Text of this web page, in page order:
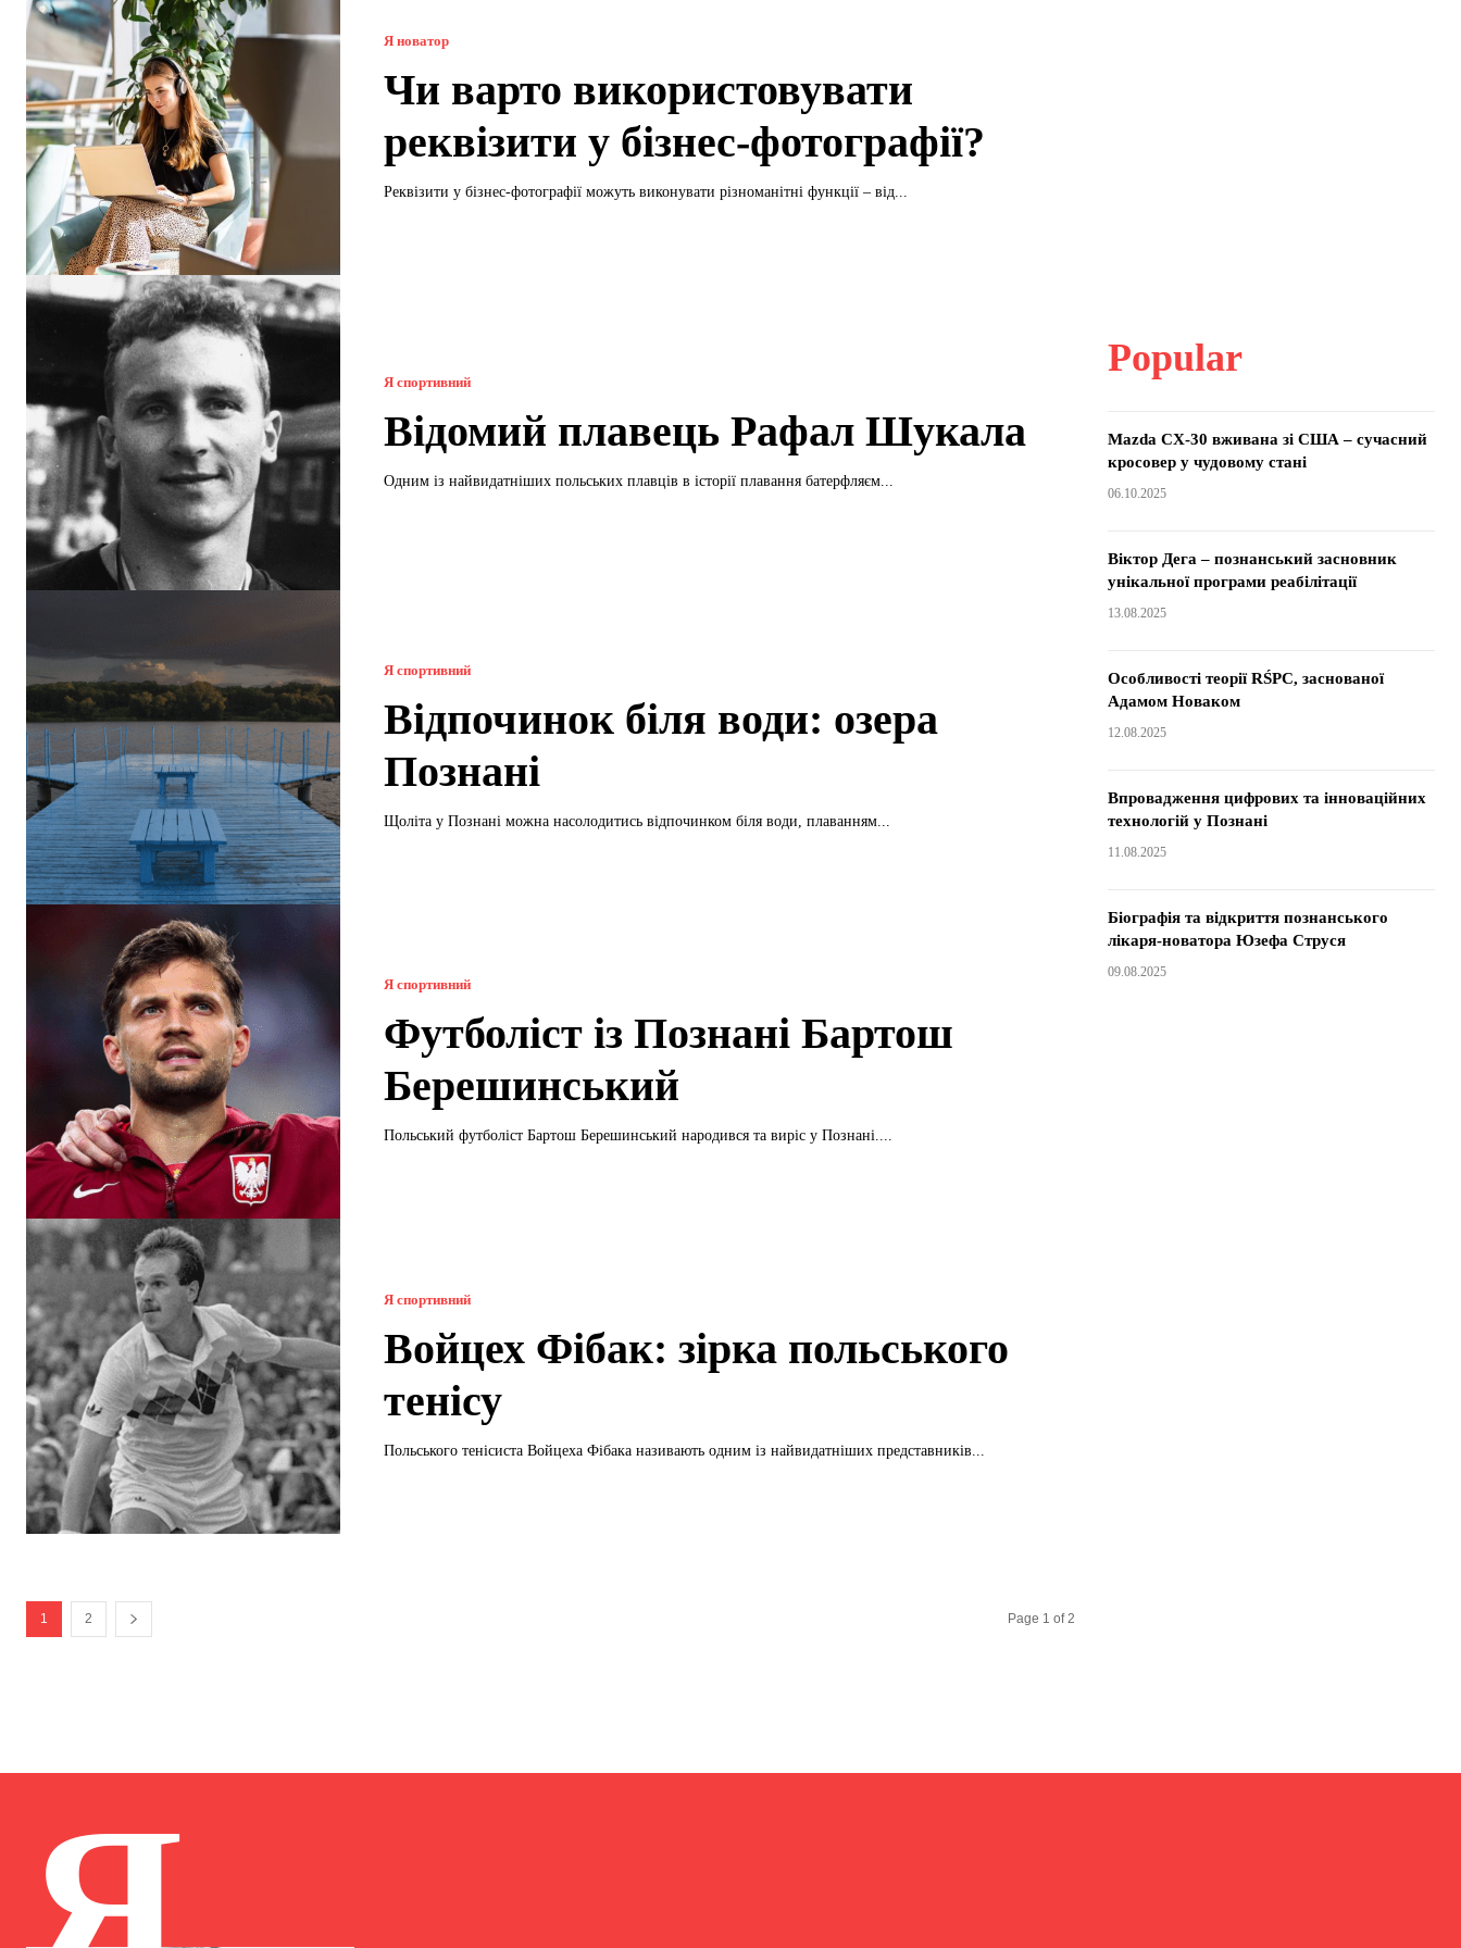
Я новатор
Чи варто використовувати
реквізити у бізнес-фотографії?
Реквізити у бізнес-фотографії можуть виконувати різноманітні функції – від...
Я спортивний
Відомий плавець Рафал Шукала
Одним із найвидатніших польських плавців в історії плавання батерфляєм...
Я спортивний
Відпочинок біля води: озера
Познані
Щоліта у Познані можна насолодитись відпочинком біля води, плаванням...
Я спортивний
Футболіст із Познані Бартош
Берешинський
Польський футболіст Бартош Берешинський народився та виріс у Познані....
Я спортивний
Войцех Фібак: зірка польського
тенісу
Польського тенісиста Войцеха Фібака називають одним із найвидатніших представників...
1 2 Page 1 of 2
Popular
Mazda CX-30 вживана зі США – сучасний
кросовер у чудовому стані
06.10.2025
Віктор Дега – познанський засновник
унікальної програми реабілітації
13.08.2025
Особливості теорії RŚPC, заснованої
Адамом Новаком
12.08.2025
Впровадження цифрових та інноваційних
технологій у Познані
11.08.2025
Біографія та відкриття познанського
лікаря-новатора Юзефа Струся
09.08.2025